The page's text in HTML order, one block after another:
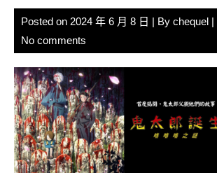
Posted on 2024 年 6 月 8 日 | By chequel |
No comments